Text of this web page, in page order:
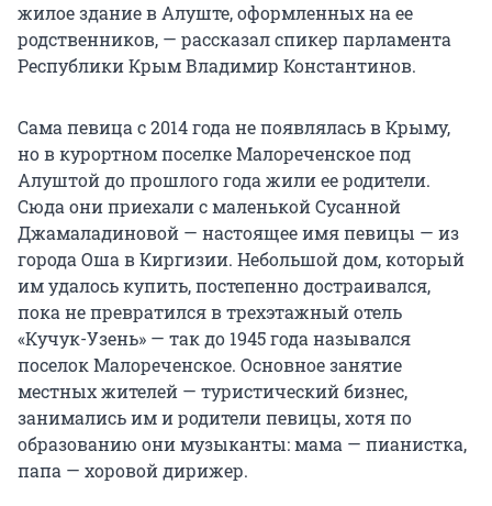
жилое здание в Алуште, оформленных на ее
родственников, — рассказал спикер парламента
Республики Крым Владимир Константинов.
Сама певица с 2014 года не появлялась в Крыму,
но в курортном поселке Малореченское под
Алуштой до прошлого года жили ее родители.
Сюда они приехали с маленькой Сусанной
Джамаладиновой — настоящее имя певицы — из
города Оша в Киргизии. Небольшой дом, который
им удалось купить, постепенно достраивался,
пока не превратился в трехэтажный отель
«Кучук-Узень» — так до 1945 года назывался
поселок Малореченское. Основное занятие
местных жителей — туристический бизнес,
занимались им и родители певицы, хотя по
образованию они музыканты: мама — пианистка,
папа — хоровой дирижер.